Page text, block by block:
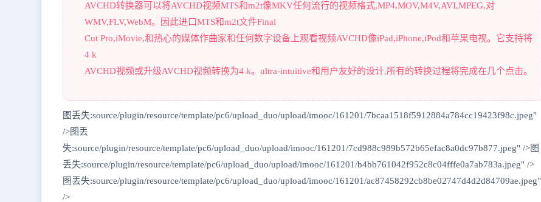
AVCHD转换器可以将AVCHD视频MTS和m2t像MKV任何流行的视频格式,MP4,MOV,M4V,AVI,MPEG,对
WMV,FLV,WebM。因此进口MTS和m2t文件Final
Cut Pro,iMovie,和热心的媒体作曲家和任何数字设备上观看视频AVCHD像iPad,iPhone,iPod和苹果电视。它支持将
4 k
AVCHD视频或升级AVCHD视频转换为4 k。ultra-intuitive和用户友好的设计,所有的转换过程将完成在几个点击。
图丢失:source/plugin/resource/template/pc6/upload_duo/upload/imooc/161201/7bcaa1518f5912884a784cc19423f98c.jpeg"
/>图丢
失:source/plugin/resource/template/pc6/upload_duo/upload/imooc/161201/7cd988c989b572b65efac8a0dc97b877.jpeg" />图
丢失:source/plugin/resource/template/pc6/upload_duo/upload/imooc/161201/b4bb761042f952c8c04fffe0a7ab783a.jpeg" />
图丢失:source/plugin/resource/template/pc6/upload_duo/upload/imooc/161201/ac87458292cb8be02747d4d2d84709ae.jpeg"
/>